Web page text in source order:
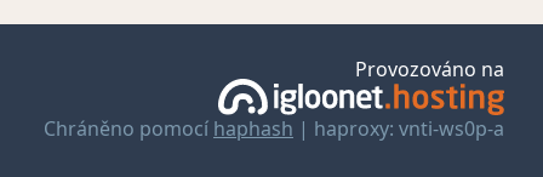
Provozováno na
Chráněno pomocí haphash | haproxy: vnti-ws0p-a